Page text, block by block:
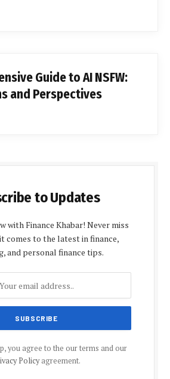
Guide to AI NSFW:
and Perspectives
to Updates
with Finance Khabar! Never miss
comes to the latest in finance,
and personal finance tips.
you agree to the our terms and our
Policyagreement.